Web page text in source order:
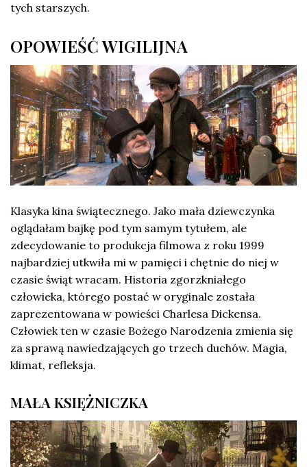
tych starszych.
OPOWIEŚĆ WIGILIJNA
Klasyka kina świątecznego. Jako mała dziewczynka
oglądałam bajkę pod tym samym tytułem, ale
zdecydowanie to produkcja filmowa z roku 1999
najbardziej utkwiła mi w pamięci i chętnie do niej w
czasie świąt wracam. Historia zgorzkniałego
człowieka, którego postać w oryginale została
zaprezentowana w powieści Charlesa Dickensa.
Człowiek ten w czasie Bożego Narodzenia zmienia się
za sprawą nawiedzających go trzech duchów. Magia,
klimat, refleksja.
MAŁA KSIĘŻNICZKA